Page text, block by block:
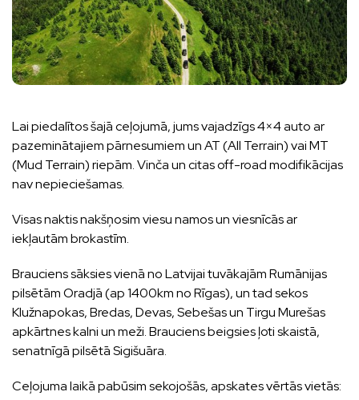
Lai piedalītos šajā ceļojumā, jums vajadzīgs 4×4 auto ar
pazeminātajiem pārnesumiem un AT (All Terrain) vai MT
(Mud Terrain) riepām. Vinča un citas off-road modifikācijas
nav nepieciešamas.
Visas naktis nakšņosim viesu namos un viesnīcās ar
iekļautām brokastīm.
Brauciens sāksies vienā no Latvijai tuvākajām Rumānijas
pilsētām Oradjā (ap 1400km no Rīgas), un tad sekos
Klužnapokas, Bredas, Devas, Sebešas un Tirgu Murešas
apkārtnes kalni un meži. Brauciens beigsies ļoti skaistā,
senatnīgā pilsētā Sigišuāra.
Ceļojuma laikā pabūsim sekojošās, apskates vērtās vietās: